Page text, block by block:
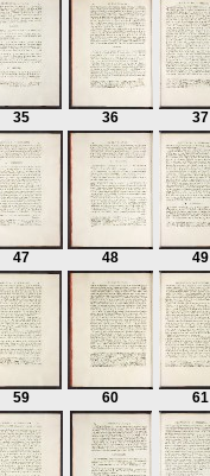
35 36 37
47 48 49
59 60 61